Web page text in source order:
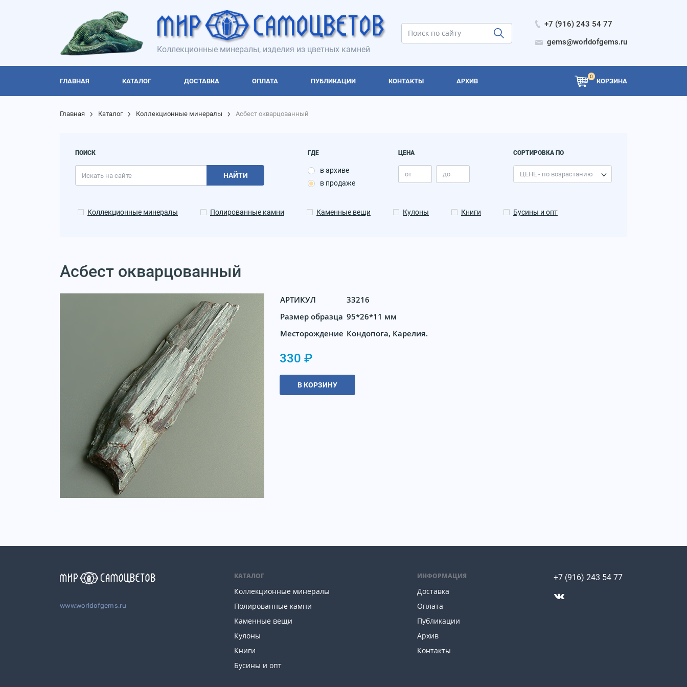
Коллекционные минералы, изделия из цветных камней
+7 (916) 243 54 77
gems@worldofgems.ru
ГЛАВНАЯ КАТАЛОГ ДОСТАВКА ОПЛАТА ПУБЛИКАЦИИ КОНТАКТЫ АРХИВ
0
КОРЗИНА
Главная Каталог Коллекционные минералы Асбест окварцованный
ПОИСК
НАЙТИ
ГДЕ
в архиве
в продаже
ЦЕНА СОРТИРОВКА ПО
Коллекционные минералы Полированные камни Каменные вещи Кулоны Книги Бусины и опт
Асбест окварцованный
АРТИКУЛ
33216
Размер образца 95*26*11 мм
Месторождение Кондопога, Карелия.
330 ₽
В КОРЗИНУ
www.worldofgems.ru
КАТАЛОГ
Коллекционные минералы
Полированные камни
Каменные вещи
Кулоны
Книги
Бусины и опт
ИНФОРМАЦИЯ
Доставка
Оплата
Публикации
Архив
Контакты
+7 (916) 243 54 77